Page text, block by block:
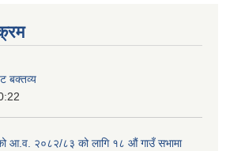
बक्तव्य
आ.व. २०८२/८३ को लागि १८ औं गाउँ सभामा